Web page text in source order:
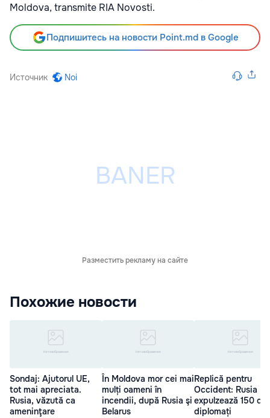
Moldova, transmite RIA Novosti.
Подпишитесь на новости Point.md в Google
Источник Noi
Разместить рекламу на сайте
Похожие новости
Sondaj: Ajutorul UE,
tot mai apreciata.
Rusia, văzută ca
ameninţare
În Moldova mor cei mai
mulți oameni în
incendii, după Rusia şi
Belarus
Replică pentru
Occident: Rusia
expulzează 150 de
diplomați